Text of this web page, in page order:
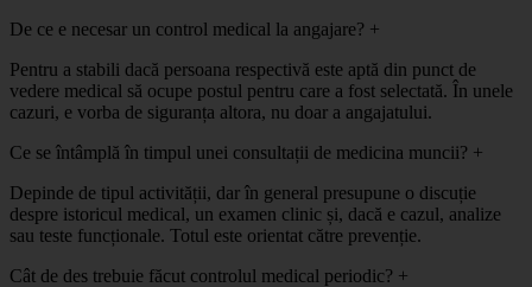
De ce e necesar un control medical la angajare? +
Pentru a stabili dacă persoana respectivă este aptă din punct de
vedere medical să ocupe postul pentru care a fost selectată. În unele
cazuri, e vorba de siguranța altora, nu doar a angajatului.
Ce se întâmplă în timpul unei consultații de medicina muncii? +
Depinde de tipul activității, dar în general presupune o discuție
despre istoricul medical, un examen clinic și, dacă e cazul, analize
sau teste funcționale. Totul este orientat către prevenție.
Cât de des trebuie făcut controlul medical periodic? +